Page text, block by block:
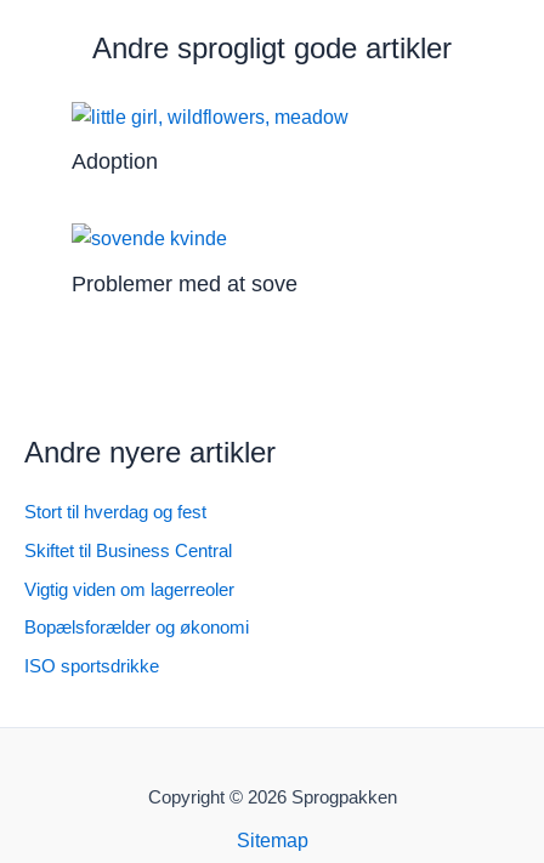
Andre sprogligt gode artikler
Adoption
Problemer med at sove
Andre nyere artikler
Stort til hverdag og fest
Skiftet til Business Central
Vigtig viden om lagerreoler
Bopælsforælder og økonomi
ISO sportsdrikke
Copyright © 2026 Sprogpakken
Sitemap